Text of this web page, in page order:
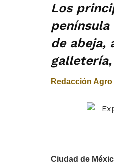
Los
península
de abeja,
Redacción
Ciudad de